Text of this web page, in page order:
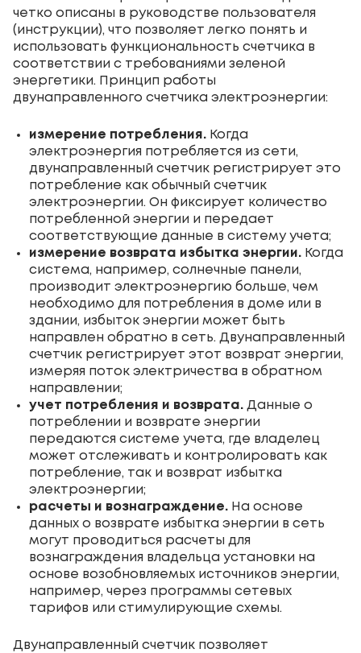
четко описаны в руководстве пользователя
(инструкции), что позволяет легко понять и
использовать функциональность счетчика в
соответствии с требованиями зеленой
энергетики. Принцип работы
двунаправленного счетчика электроэнергии:
измерение потребления. Когда
электроэнергия потребляется из сети,
двунаправленный счетчик регистрирует это
потребление как обычный счетчик
электроэнергии. Он фиксирует количество
потребленной энергии и передает
соответствующие данные в систему учета;
измерение возврата избытка энергии. Когда
система, например, солнечные панели,
производит электроэнергию больше, чем
необходимо для потребления в доме или в
здании, избыток энергии может быть
направлен обратно в сеть. Двунаправленный
счетчик регистрирует этот возврат энергии,
измеряя поток электричества в обратном
направлении;
учет потребления и возврата. Данные о
потреблении и возврате энергии
передаются системе учета, где владелец
может отслеживать и контролировать как
потребление, так и возврат избытка
электроэнергии;
расчеты и вознаграждение. На основе
данных о возврате избытка энергии в сеть
могут проводиться расчеты для
вознаграждения владельца установки на
основе возобновляемых источников энергии,
например, через программы сетевых
тарифов или стимулирующие схемы.
Двунаправленный счетчик позволяет